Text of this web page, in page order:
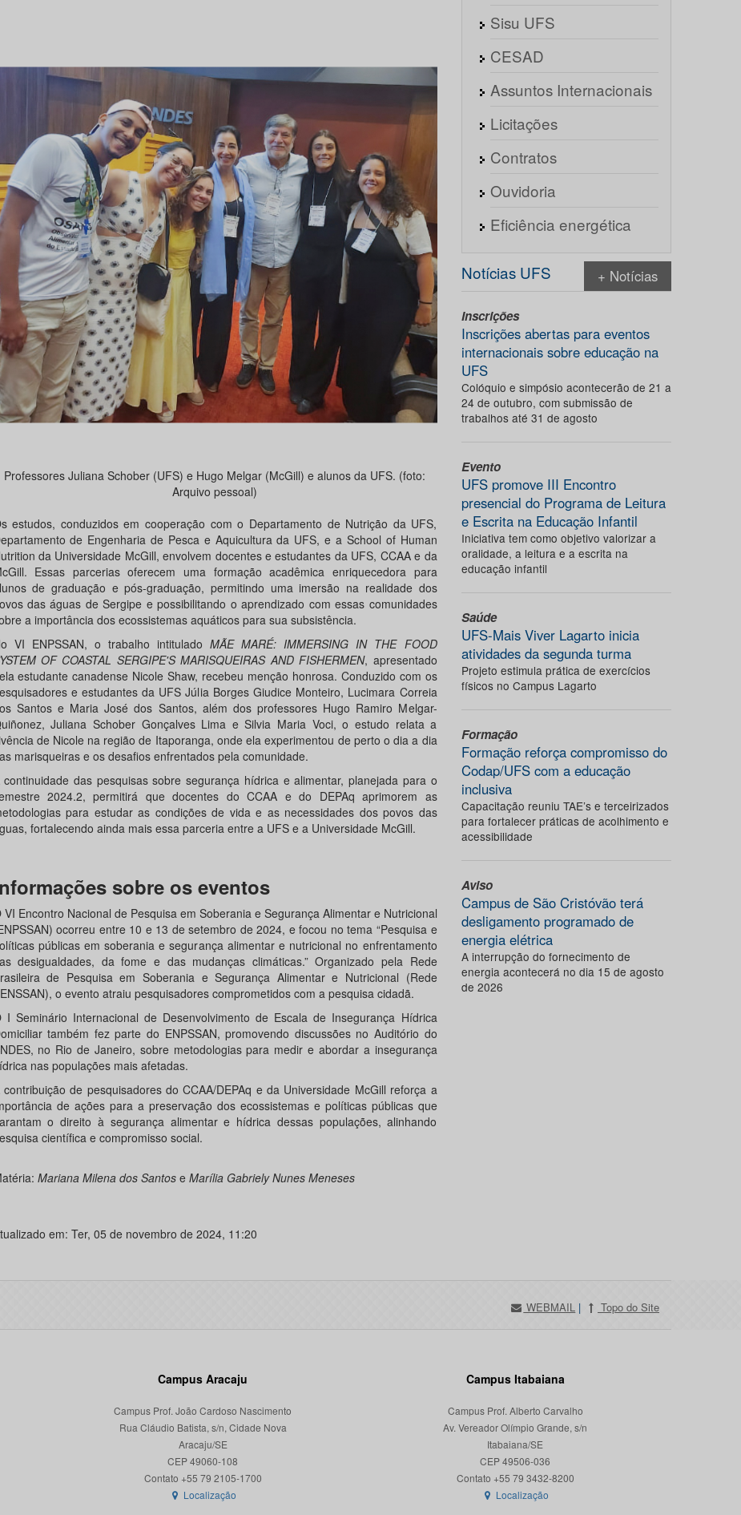
Professores Juliana Schober (UFS) e Hugo Melgar (McGill) e alunos da UFS. (foto:
Arquivo pessoal)
estudos, conduzidos em cooperação com o Departamento de Nutrição da UFS,
de Engenharia de Pesca e Aquicultura da UFS, e a School of Human
da Universidade McGill, envolvem docentes e estudantes da UFS, CCAA e da
Essas parcerias oferecem uma formação acadêmica enriquecedora para
de graduação e pós-graduação, permitindo uma imersão na realidade dos
das águas de Sergipe e possibilitando o aprendizado com essas comunidades
a importância dos ecossistemas aquáticos para sua subsistência.
VI ENPSSAN, o trabalho intituladoMÃE MARÉ: IMMERSING IN THE FOOD
OF COASTAL SERGIPE'S MARISQUEIRAS AND FISHERMEN, apresentado
estudante canadense Nicole Shaw, recebeu menção honrosa. Conduzido com os
e estudantes da UFS Júlia Borges Giudice Monteiro, Lucimara Correia
Santos e Maria José dos Santos, além dos professores Hugo Ramiro Melgar-
Juliana Schober Gonçalves Lima e Silvia Maria Voci, o estudo relata a
de Nicole na região de Itaporanga, onde ela experimentou de perto o dia a dia
marisqueiras e os desafios enfrentados pela comunidade.
continuidade das pesquisas sobre segurança hídrica e alimentar, planejada para o
2024.2, permitirá que docentes do CCAA e do DEPAq aprimorem as
para estudar as condições de vida e as necessidades dos povos das
fortalecendo ainda mais essa parceria entre a UFS e a Universidade McGill.
sobre os eventos
VI Encontro Nacional de Pesquisa em Soberania e Segurança Alimentar e Nutricional
ocorreu entre 10 e 13 de setembro de 2024, e focou no tema “Pesquisa e
públicas em soberania e segurança alimentar e nutricional no enfrentamento
desigualdades, da fome e das mudanças climáticas.” Organizado pela Rede
de Pesquisa em Soberania e Segurança Alimentar e Nutricional (Rede
o evento atraiu pesquisadores comprometidos com a pesquisa cidadã.
I Seminário Internacional de Desenvolvimento de Escala de Insegurança Hídrica
também fez parte do ENPSSAN, promovendo discussões no Auditório do
no Rio de Janeiro, sobre metodologias para medir e abordar a insegurança
nas populações mais afetadas.
contribuição de pesquisadores do CCAA/DEPAq e da Universidade McGill reforça a
de ações para a preservação dos ecossistemas e políticas públicas que
o direito à segurança alimentar e hídrica dessas populações, alinhando
científica e compromisso social.
Mariana Milena dos Santos e Marília Gabriely Nunes Meneses
em: Ter, 05 de novembro de 2024, 11:20
Sisu UFS
CESAD
Assuntos Internacionais
Licitações
Contratos
Ouvidoria
Eficiência energética
Notícias UFS + Notícias
Inscrições
Inscrições abertas para eventos
internacionais sobre educação na
UFS
Colóquio e simpósio acontecerão de 21 a
24 de outubro, com submissão de
trabalhos até 31 de agosto
Evento
UFS promove III Encontro
presencial do Programa de Leitura
e Escrita na Educação Infantil
Iniciativa tem como objetivo valorizar a
oralidade, a leitura e a escrita na
educação infantil
Saúde
UFS-Mais Viver Lagarto inicia
atividades da segunda turma
Projeto estimula prática de exercícios
físicos no Campus Lagarto
Formação
Formação reforça compromisso do
Codap/UFS com a educação
inclusiva
Capacitação reuniu TAE’s e terceirizados
para fortalecer práticas de acolhimento e
acessibilidade
Aviso
Campus de São Cristóvão terá
desligamento programado de
energia elétrica
A interrupção do fornecimento de
energia acontecerá no dia 15 de agosto
de 2026
WEBMAIL | Topo do Site
Campus Aracaju
Campus Prof. João Cardoso Nascimento
Rua Cláudio Batista, s/n, Cidade Nova
Aracaju/SE
CEP 49060-108
Localização
Campus Itabaiana
Campus Prof. Alberto Carvalho
Av. Vereador Olímpio Grande, s/n
Itabaiana/SE
CEP 49506-036
Localização